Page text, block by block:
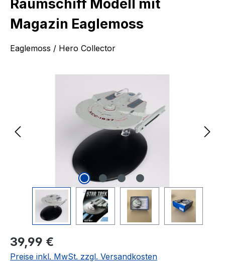
Raumschiff Modell mit
Magazin Eaglemoss
Eaglemoss / Hero Collector
Regulärer Preis:
39,99 €
Preise inkl. MwSt. zzgl. Versandkosten